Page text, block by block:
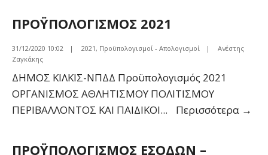
ΠΡΟΫΠΟΛΟΓΙΣΜΟΣ
2022
ΠΡΟΫΠΟΛΟΓΙΣΜΟΣ 2021
31/12/2020 10:02 | 2021, Προϋπολογισμοί - Απολογισμοί |
Ανέστης
Ζαγκάκης
ΔΗΜΟΣ ΚΙΛΚΙΣ-ΝΠΔΔ Προϋπολογισμός 2021
ΟΡΓΑΝΙΣΜΟΣ ΑΘΛΗΤΙΣΜΟΥ ΠΟΛΙΤΙΣΜΟΥ
ΠΕΡΙΒΑΛΛΟΝΤΟΣ ΚΑΙ ΠΑΙΔΙΚΟΙ... Περισσότερα →
ΠΡΟΫΠΟΛΟΓΙΣΜΟΣ ΕΣΟΔΩΝ –